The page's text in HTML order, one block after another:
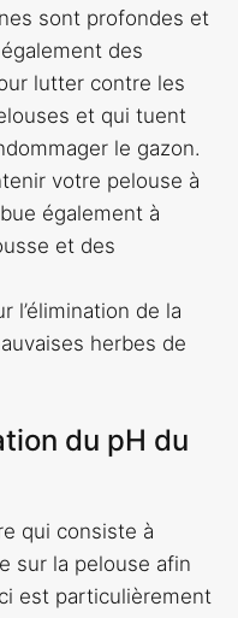
sont profondes et
des
lutter contre les
et qui tuent
le gazon.
votre pelouse à
également à
et des
l’élimination de la
herbes de
du pH du
qui consiste à
sur la pelouse afin
est particulièrement